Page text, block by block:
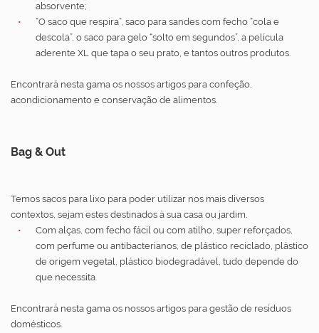
absorvente;
“O saco que respira”, saco para sandes com fecho “cola e
descola”, o saco para gelo “solto em segundos”, a película
aderente XL que tapa o seu prato, e tantos outros produtos.
Encontrará nesta gama os nossos artigos para confeção,
acondicionamento e conservação de alimentos.
Bag & Out
Temos sacos para lixo para poder utilizar nos mais diversos
contextos, sejam estes destinados à sua casa ou jardim.
Com alças, com fecho fácil ou com atilho, super reforçados,
com perfume ou antibacterianos, de plástico reciclado, plástico
de origem vegetal, plástico biodegradável, tudo depende do
que necessita.
Encontrará nesta gama os nossos artigos para gestão de resíduos
domésticos.